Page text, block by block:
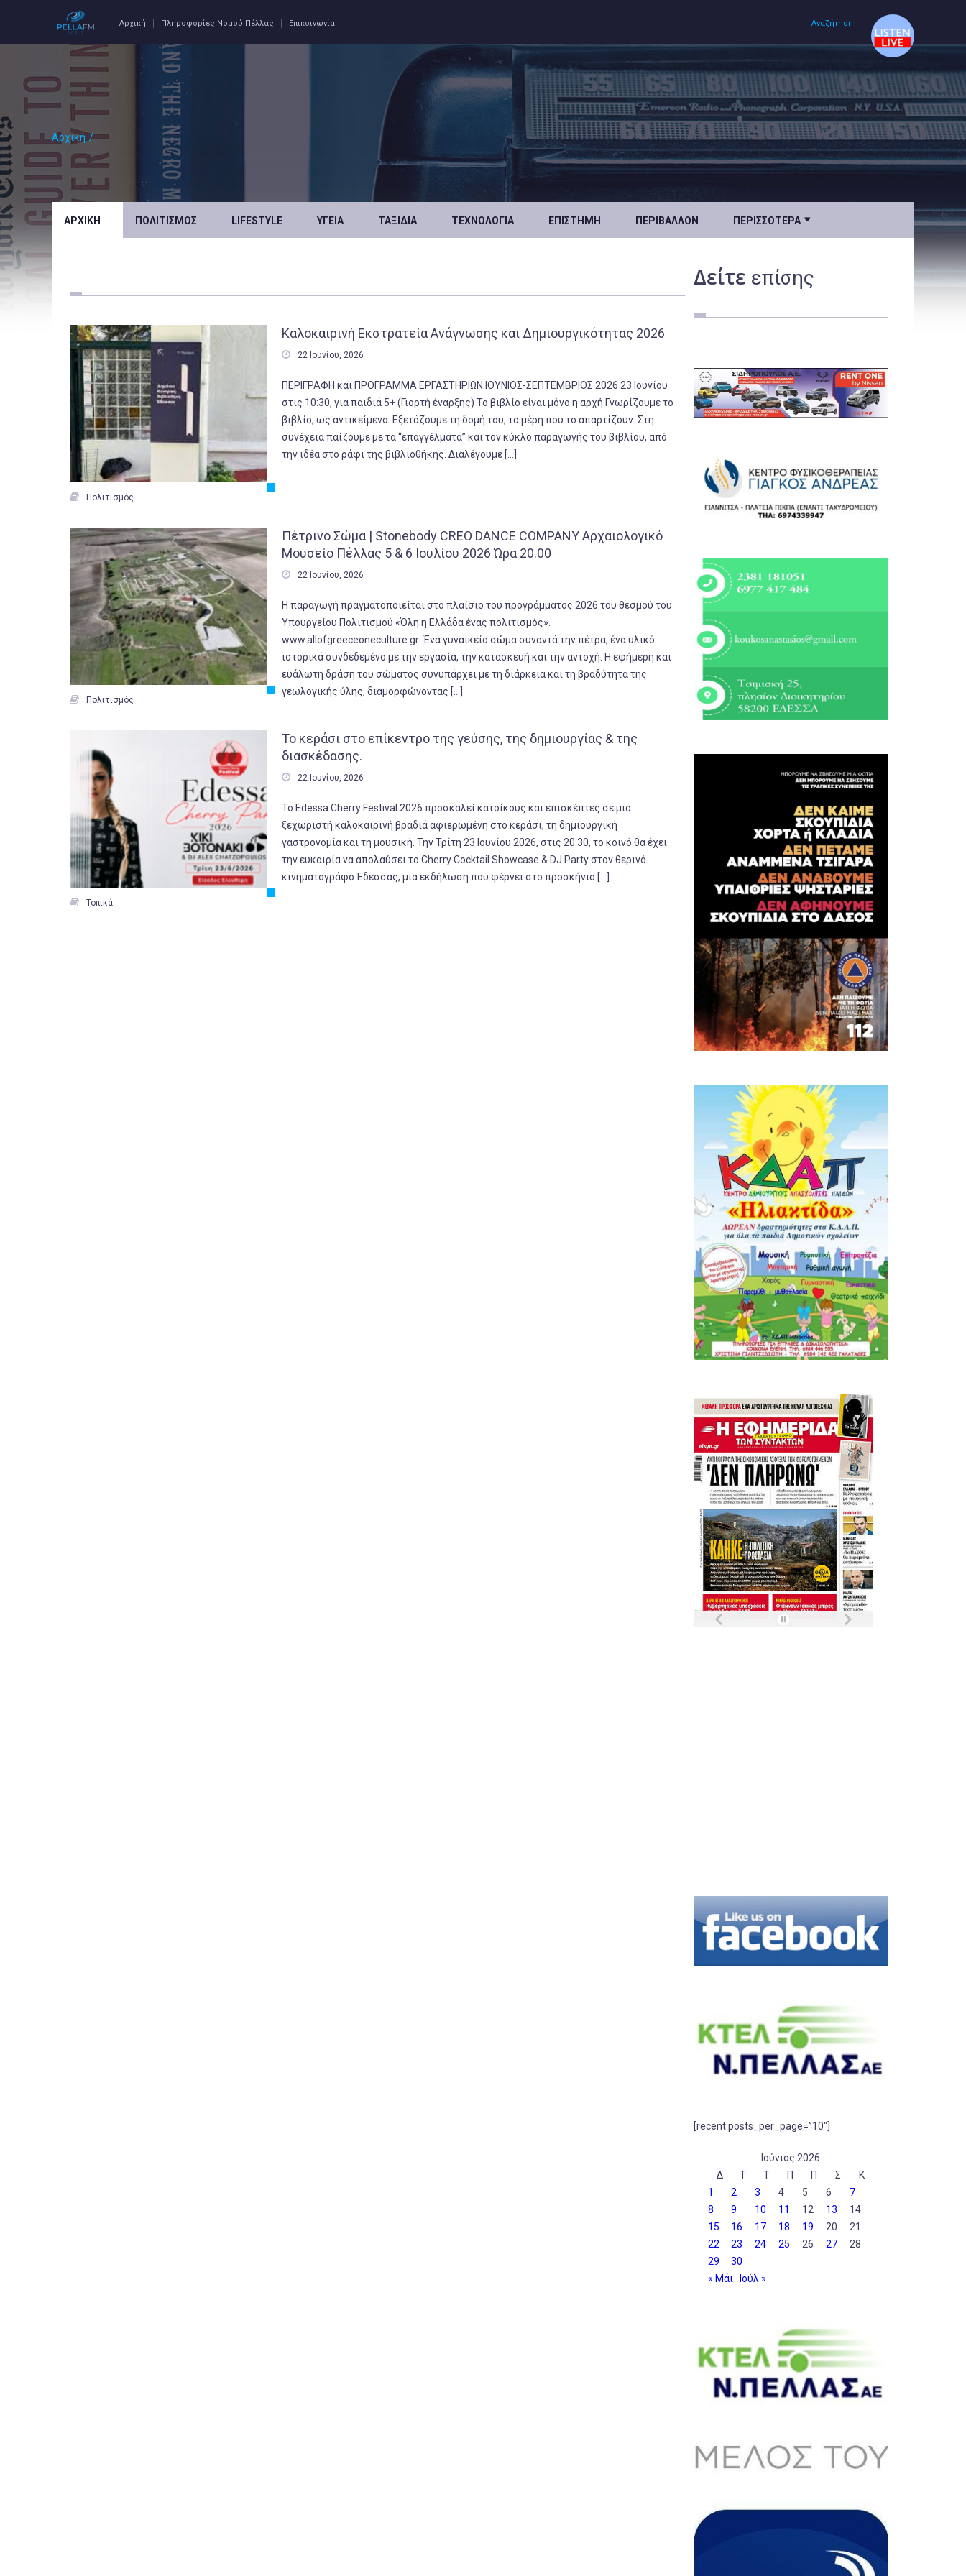
Αρχική Πληροφορίες Νομού Πέλλας Επικοινωνία Αναζήτηση
Αρχική /
ΑΡΧΙΚΉ ΠΟΛΙΤΙΣΜΌΣ LIFESTYLE ΥΓΕΊΑ ΤΑΞΊΔΙΑ ΤΕΧΝΟΛΟΓΊΑ ΕΠΙΣΤΉΜΗ ΠΕΡΙΒΆΛΛΟΝ ΠΕΡΙΣΣΌΤΕΡΑ 
 Πολιτισμός
Καλοκαιρινή Εκστρατεία Ανάγνωσης και Δημιουργικότητας 2026
 22 Ιουνίου, 2026
ΠΕΡΙΓΡΑΦΗ και ΠΡΟΓΡΑΜΜΑ ΕΡΓΑΣΤΗΡΙΩΝ ΙΟΥΝΙΟΣ-ΣΕΠΤΕΜΒΡΙΟΣ 2026 23 Ιουνίου
στις 10:30, για παιδιά 5+ (Γιορτή έναρξης) Το βιβλίο είναι μόνο η αρχή Γνωρίζουμε το
βιβλίο, ως αντικείμενο. Εξετάζουμε τη δομή του, τα μέρη που το απαρτίζουν. Στη
συνέχεια παίζουμε με τα “επαγγέλματα” και τον κύκλο παραγωγής του βιβλίου, από
την ιδέα στο ράφι της βιβλιοθήκης. Διαλέγουμε […]
 Πολιτισμός
Πέτρινο Σώμα | Stonebody CREO DANCE COMPANY Αρχαιολογικό
Μουσείο Πέλλας 5 & 6 Ιουλίου 2026 Ώρα 20.00
 22 Ιουνίου, 2026
Η παραγωγή πραγματοποιείται στο πλαίσιο του προγράμματος 2026 του θεσμού του
Υπουργείου Πολιτισμού «Όλη η Ελλάδα ένας πολιτισμός».
www.allofgreeceoneculture.gr Ένα γυναικείο σώμα συναντά την πέτρα, ένα υλικό
ιστορικά συνδεδεμένο με την εργασία, την κατασκευή και την αντοχή. Η εφήμερη και
ευάλωτη δράση του σώματος συνυπάρχει με τη διάρκεια και τη βραδύτητα της
γεωλογικής ύλης, διαμορφώνοντας […]
 Τοπικά
Το κεράσι στο επίκεντρο της γεύσης, της δημιουργίας & της
διασκέδασης.
 22 Ιουνίου, 2026
Το Edessa Cherry Festival 2026 προσκαλεί κατοίκους και επισκέπτες σε μια
ξεχωριστή καλοκαιρινή βραδιά αφιερωμένη στο κεράσι, τη δημιουργική
γαστρονομία και τη μουσική. Την Τρίτη 23 Ιουνίου 2026, στις 20:30, το κοινό θα έχει
την ευκαιρία να απολαύσει το Cherry Cocktail Showcase & DJ Party στον θερινό
κινηματογράφο Έδεσσας, μια εκδήλωση που φέρνει στο προσκήνιο […]
Δείτε επίσης
[recent posts_per_page=”10″]
Ιούνιος 2026
Δ
Τ Τ Π Π Σ
Κ
1
2 3 4 5 6
7
8
9 10 11 12 13
14
15
16 17 18 19 20
21
22
23 24 25 26 27
28
29
30
« Μάι
Ιούλ »
Αρχική
Πολιτισμός
Υγεία
Ταξίδια
Επιστήμη
Κόσμος
Τοπικά
Πολιτική
Αθλητικά